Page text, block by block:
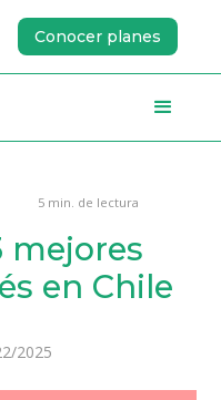
Conocer planes
5 min. de lectura
mejores
en Chile
2025